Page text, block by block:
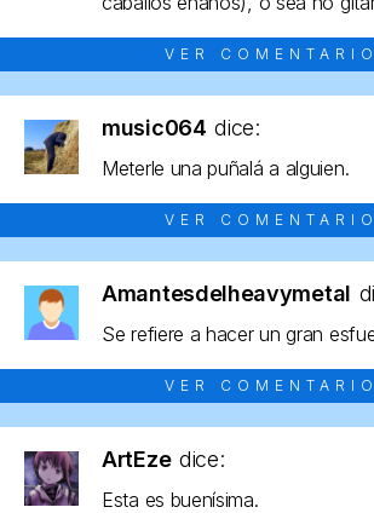
VER COMENTARIO
music064 dice:
Meterle una puñalá a alguien.
VER COMENTARIO
Amantesdelheavymetal
Se refiere a hacer un gran
VER COMENTARIO
ArtEze dice:
Esta es buenísima.